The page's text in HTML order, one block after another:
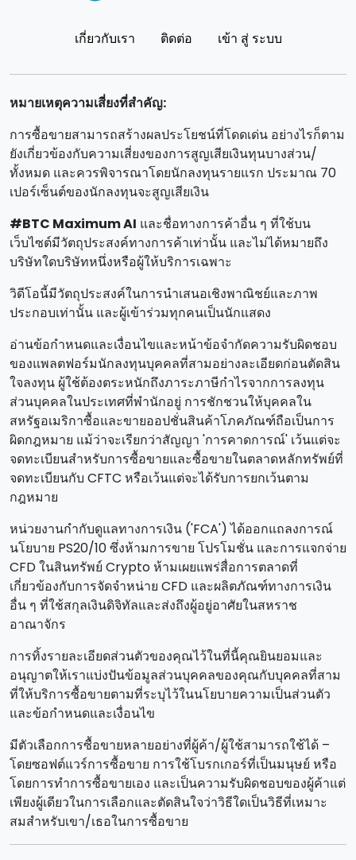
เกี่ยวกับเรา ติดต่อ เข้า สู่ ระบบ
หมายเหตุความเสี่ยงที่สําคัญ:
การซื้อขายสามารถสร้างผลประโยชน์ที่โดดเด่น อย่างไรก็ตาม
ยังเกี่ยวข้องกับความเสี่ยงของการสูญเสียเงินทุนบางส่วน/
ทั้งหมด และควรพิจารณาโดยนักลงทุนรายแรก ประมาณ 70
เปอร์เซ็นต์ของนักลงทุนจะสูญเสียเงิน
#BTC Maximum AI และชื่อทางการค้าอื่น ๆ ที่ใช้บน
เว็บไซต์มีวัตถุประสงค์ทางการค้าเท่านั้น และไม่ได้หมายถึง
บริษัทใดบริษัทหนึ่งหรือผู้ให้บริการเฉพาะ
วิดีโอนี้มีวัตถุประสงค์ในการนําเสนอเชิงพาณิชย์และภาพ
ประกอบเท่านั้น และผู้เข้าร่วมทุกคนเป็นนักแสดง
อ่านข้อกําหนดและเงื่อนไขและหน้าข้อจํากัดความรับผิดชอบ
ของแพลตฟอร์มนักลงทุนบุคคลที่สามอย่างละเอียดก่อนตัดสิน
ใจลงทุน ผู้ใช้ต้องตระหนักถึงภาระภาษีกําไรจากการลงทุน
ส่วนบุคคลในประเทศที่พํานักอยู่ การชักชวนให้บุคคลใน
สหรัฐอเมริกาซื้อและขายออปชั่นสินค้าโภคภัณฑ์ถือเป็นการ
ผิดกฎหมาย แม้ว่าจะเรียกว่าสัญญา 'การคาดการณ์' เว้นแต่จะ
จดทะเบียนสําหรับการซื้อขายและซื้อขายในตลาดหลักทรัพย์ที่
จดทะเบียนกับ CFTC หรือเว้นแต่จะได้รับการยกเว้นตาม
กฎหมาย
หน่วยงานกํากับดูแลทางการเงิน ('FCA') ได้ออกแถลงการณ์
นโยบาย PS20/10 ซึ่งห้ามการขาย โปรโมชั่น และการแจกจ่าย
CFD ในสินทรัพย์ Crypto ห้ามเผยแพร่สื่อการตลาดที่
เกี่ยวข้องกับการจัดจําหน่าย CFD และผลิตภัณฑ์ทางการเงิน
อื่น ๆ ที่ใช้สกุลเงินดิจิทัลและส่งถึงผู้อยู่อาศัยในสหราช
อาณาจักร
การทิ้งรายละเอียดส่วนตัวของคุณไว้ในที่นี้คุณยินยอมและ
อนุญาตให้เราแบ่งปันข้อมูลส่วนบุคคลของคุณกับบุคคลที่สาม
ที่ให้บริการซื้อขายตามที่ระบุไว้ในนโยบายความเป็นส่วนตัว
และข้อกําหนดและเงื่อนไข
มีตัวเลือกการซื้อขายหลายอย่างที่ผู้ค้า/ผู้ใช้สามารถใช้ได้ –
โดยซอฟต์แวร์การซื้อขาย การใช้โบรกเกอร์ที่เป็นมนุษย์ หรือ
โดยการทําการซื้อขายเอง และเป็นความรับผิดชอบของผู้ค้าแต่
เพียงผู้เดียวในการเลือกและตัดสินใจว่าวิธีใดเป็นวิธีที่เหมาะ
สมสําหรับเขา/เธอในการซื้อขาย